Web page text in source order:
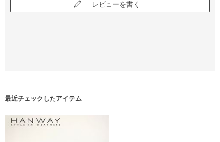
レビューを書く
最近チェックしたアイテム